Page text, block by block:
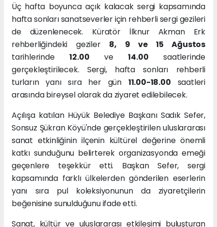
Üç hafta boyunca açık kalacak sergi kapsamında
hafta sonları sanatseverler için rehberli sergi gezileri
de düzenlenecek. Küratör İlknur Akman Erk
rehberliğindeki geziler 8, 9 ve 15 Ağustos
tarihlerinde12.00 ve14.00 saatlerinde
gerçekleştirilecek. Sergi, hafta sonları rehberli
turların yanı sıra her gün 11.00-18.00 saatleri
arasında bireysel olarak da ziyaret edilebilecek.
Açılışa katılan Hüyük Belediye Başkanı Sadık Sefer,
Sonsuz Şükran Köyü'nde gerçekleştirilen uluslararası
sanat etkinliğinin ilçenin kültürel değerine önemli
katkı sunduğunu belirterek organizasyonda emeği
geçenlere teşekkür etti. Başkan Sefer, sergi
kapsamında farklı ülkelerden gönderilen eserlerin
yanı sıra pul koleksiyonunun da ziyaretçilerin
beğenisine sunulduğunu ifade etti.
Sanat, kültür ve uluslararası etkileşimi buluşturan